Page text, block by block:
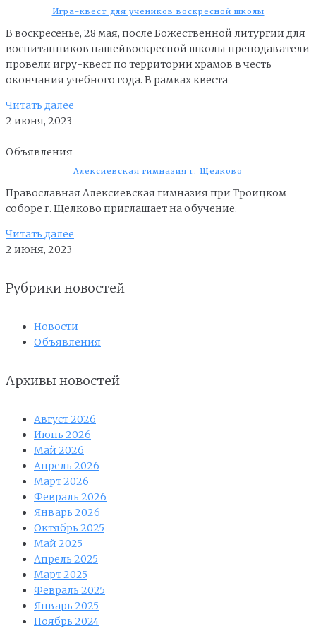
Игра-квест для учеников воскресной школы
В воскресенье, 28 мая, после Божественной литургии для
воспитанников нашейвоскресной школы преподаватели
провели игру-квест по территории храмов в честь
окончания учебного года. В рамках квеста
Читать далее
2 июня, 2023
Объявления
Алексиевская гимназия г. Щелково
Православная Алексиевская гимназия при Троицком
соборе г. Щелково приглашает на обучение.
Читать далее
2 июня, 2023
Рубрики новостей
Новости
Объявления
Архивы новостей
Август 2026
Июнь 2026
Май 2026
Апрель 2026
Март 2026
Февраль 2026
Январь 2026
Октябрь 2025
Май 2025
Апрель 2025
Март 2025
Февраль 2025
Январь 2025
Ноябрь 2024